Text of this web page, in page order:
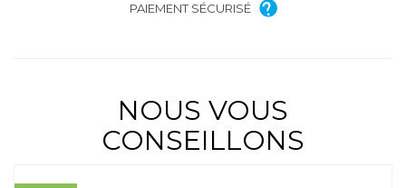
PAIEMENT SÉCURISÉ
NOUS VOUS
CONSEILLONS